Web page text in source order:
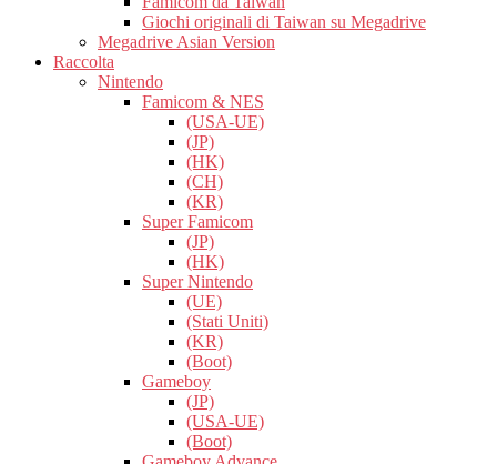
Giochi originali di Taiwan su Megadrive
Megadrive Asian Version
Raccolta
Nintendo
Famicom & NES
(USA-UE)
(JP)
(HK)
(CH)
(KR)
Super Famicom
(JP)
(HK)
Super Nintendo
(UE)
(Stati Uniti)
(KR)
(Boot)
Gameboy
(JP)
(USA-UE)
(Boot)